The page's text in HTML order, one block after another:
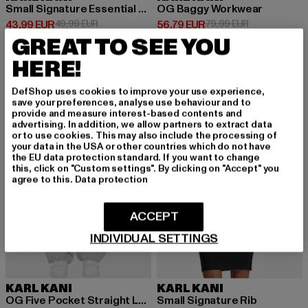
Small Signature Essential Os Sweatpants
43,99 EUR
Derzeitiger Preis: 43,99 EUR
49,99 EURAktionspreis: 49,99 EUR
OG Baggy Workwear
56,79 EUR
Derzeitiger Preis: 56,79 EUR
79,99 EURAktionspreis:
-52%
KARL KANI
OG Five Pocket Straight Leg
KARL KANI
Small Signature Rib
GREAT TO SEE YOU
HERE!
DefShop uses cookies to improve your use experience,
save your preferences, analyse use behaviour and to
provide and measure interest-based contents and
advertising. In addition, we allow partners to extract data
or to use cookies. This may also include the processing of
your data in the USA or other countries which do not have
the EU data protection standard. If you want to change
this, click on "Custom settings". By clicking on "Accept" you
agree to this. Data protection
INDIVIDUAL SETTINGS
ACCEPT